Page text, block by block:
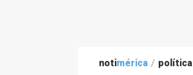
notimérica / política